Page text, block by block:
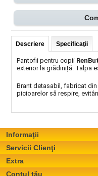
Descriere Specificaţii
Pantofii pentru copii RenBut
exterior la grădiniță. Talpa
Brant detasabil, fabricat
picioarelor să respire,
Informaţii
Servicii Clienţi
Extra
Contul tău